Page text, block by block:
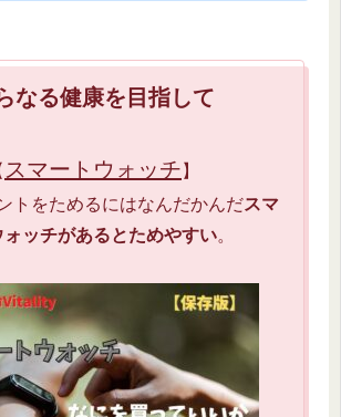
なる健康を目指して
スマートウォッチ 】
トをためるにはなんだかんだスマ
ォッチがあるとためやすい。